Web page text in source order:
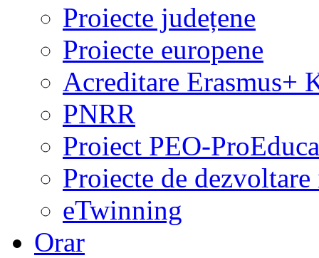
Proiecte județene
Proiecte europene
Acreditare Erasmus+
PNRR
Proiect PEO-
Proiecte de
eTwinning
Orar